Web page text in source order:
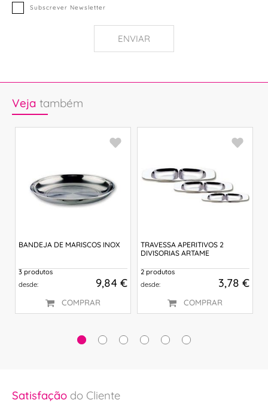
Subscrever Newsletter
ENVIAR
Veja também
BANDEJA DE MARISCOS INOX
3 produtos
desde:
9,84 €
COMPRAR
TRAVESSA APERITIVOS 2
DIVISORIAS ARTAME
2 produtos
desde:
3,78 €
COMPRAR
Satisfação do Cliente